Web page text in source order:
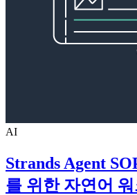
AI
Strands Agent
를 위한 자연어